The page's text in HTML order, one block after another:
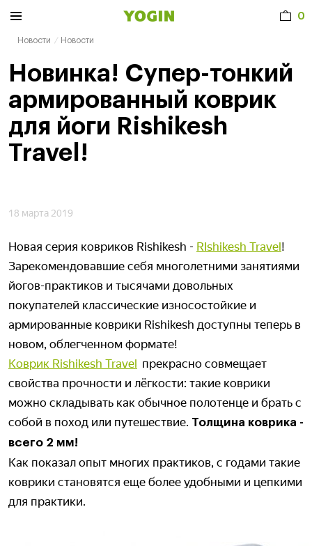
0
Новости Новости
Новинка! Супер-тонкий
армированный коврик
для йоги Rishikesh
Travel!
18 марта 2019
Новая серия ковриков Rishikesh - RIshikesh Travel!
Зарекомендовавшие себя многолетними занятиями
йогов-практиков и тысячами довольных
покупателей классические износостойкие и
армированные коврики Rishikesh доступны теперь в
новом, облегченном формате!
Коврик Rishikesh Travel прекрасно совмещает
свойства прочности и лёгкости: такие коврики
можно складывать как обычное полотенце и брать с
собой в поход или путешествие. Толщина коврика -
всего 2 мм!
Как показал опыт многих практиков, с годами такие
коврики становятся еще более удобными и цепкими
для практики.